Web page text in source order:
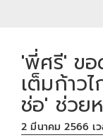
'พี่ศรี' ข
เต็มก้าว
ช่อ' ช่วย
2 มีนาคม 2566 เ